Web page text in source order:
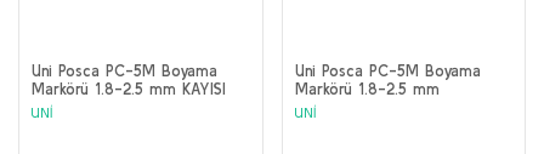
Uni Posca PC-5M Boyama
Markörü 1.8-2.5 mm KAYISI
UNİ
Uni Posca PC-5M Boyama
Markörü 1.8-2.5 mm
FOSFORLU TURUNCU
UNİ